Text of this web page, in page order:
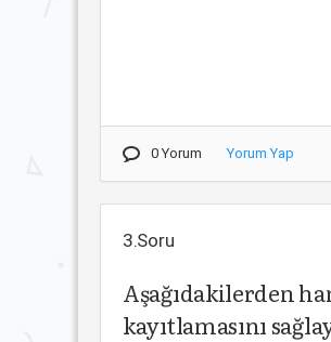
0 Yorum Yorum Yap
3.Soru
Aşağıdakilerden
kayıtlamasını